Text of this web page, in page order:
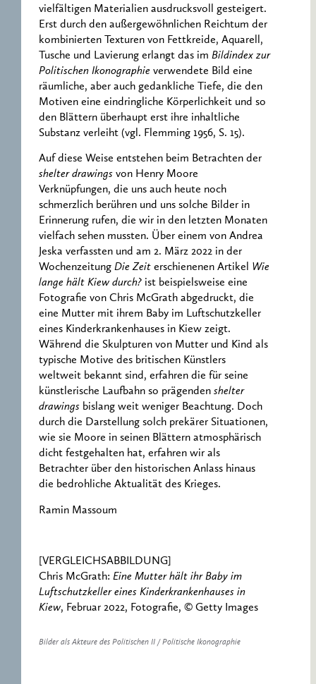
vielfältigen Materialien ausdrucksvoll gesteigert.
Erst durch den außergewöhnlichen Reichtum der
kombinierten Texturen von Fettkreide, Aquarell,
Tusche und Lavierung erlangt das im Bildindex zur
Politischen Ikonographie verwendete Bild eine
räumliche, aber auch gedankliche Tiefe, die den
Motiven eine eindringliche Körperlichkeit und so
den Blättern überhaupt erst ihre inhaltliche
Substanz verleiht (vgl. Flemming 1956, S. 15).
Auf diese Weise entstehen beim Betrachten der
shelter drawings von Henry Moore
Verknüpfungen, die uns auch heute noch
schmerzlich berühren und uns solche Bilder in
Erinnerung rufen, die wir in den letzten Monaten
vielfach sehen mussten. Über einem von Andrea
Jeska verfassten und am 2. März 2022 in der
Wochenzeitung Die Zeit erschienenen Artikel Wie
lange hält Kiew durch? ist beispielsweise eine
Fotografie von Chris McGrath abgedruckt, die
eine Mutter mit ihrem Baby im Luftschutzkeller
eines Kinderkrankenhauses in Kiew zeigt.
Während die Skulpturen von Mutter und Kind als
typische Motive des britischen Künstlers
weltweit bekannt sind, erfahren die für seine
künstlerische Laufbahn so prägenden shelter
drawings bislang weit weniger Beachtung. Doch
durch die Darstellung solch prekärer Situationen,
wie sie Moore in seinen Blättern atmosphärisch
dicht festgehalten hat, erfahren wir als
Betrachter über den historischen Anlass hinaus
die bedrohliche Aktualität des Krieges.
Ramin Massoum
[VERGLEICHSABBILDUNG]
Chris McGrath: Eine Mutter hält ihr Baby im
Luftschutzkeller eines Kinderkrankenhauses in
Kiew, Februar 2022, Fotografie, © ​Getty Images
Bilder als Akteure des Politischen II / Politische Ikonographie